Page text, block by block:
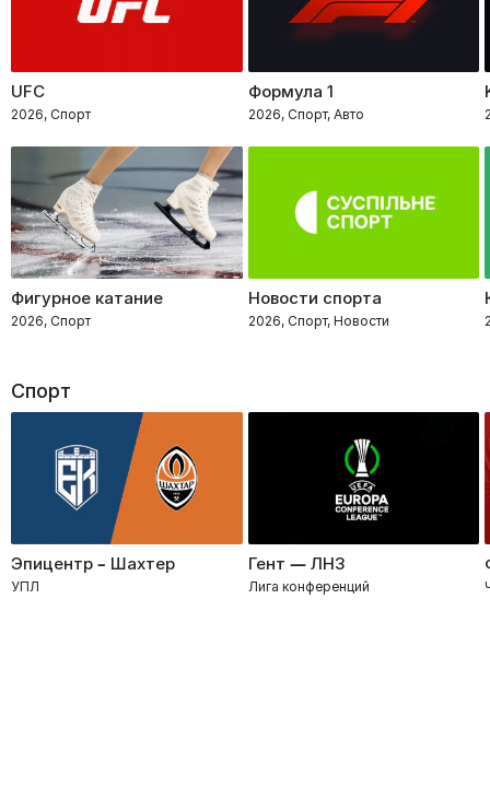
UFC
2026, Спорт
Формула 1
2026, Спорт, Авто
Фигурное катание
2026, Спорт
Новости спорта
2026, Спорт, Новости
Спорт
Эпицентр – Шахтер
УПЛ
Гент — ЛНЗ
Лига конференций